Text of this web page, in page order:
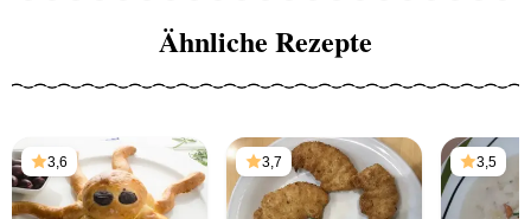
Ähnliche Rezepte
3,6 3,7 3,5